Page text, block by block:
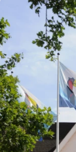
Aantal zalen
1 - 5 zalen
6 - 10 zalen
10 of meer
Aantal
1 - 50
50 - 100
100 - 250